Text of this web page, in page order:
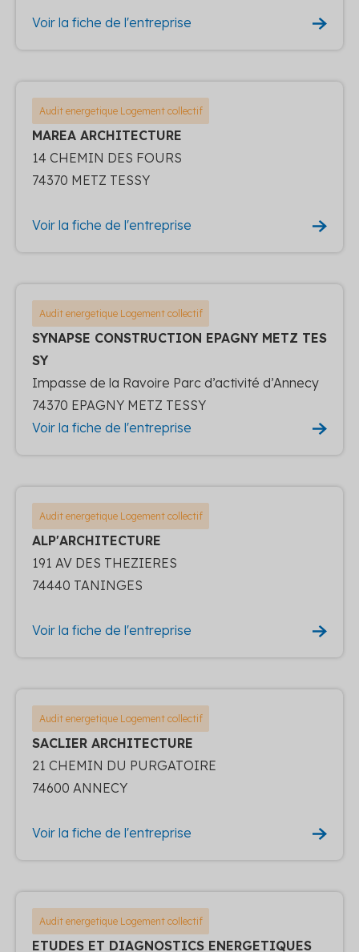
Voir la fiche de l'entreprise
Audit energetique Logement collectif
MAREA ARCHITECTURE
14 CHEMIN DES FOURS
74370 METZ TESSY
Voir la fiche de l'entreprise
Audit energetique Logement collectif
SYNAPSE CONSTRUCTION EPAGNY METZ TES
SY
Impasse de la Ravoire Parc d’activité d’Annecy
74370 EPAGNY METZ TESSY
Voir la fiche de l'entreprise
Audit energetique Logement collectif
ALP'ARCHITECTURE
191 AV DES THEZIERES
74440 TANINGES
Voir la fiche de l'entreprise
Audit energetique Logement collectif
SACLIER ARCHITECTURE
21 CHEMIN DU PURGATOIRE
74600 ANNECY
Voir la fiche de l'entreprise
Audit energetique Logement collectif
ETUDES ET DIAGNOSTICS ENERGETIQUES